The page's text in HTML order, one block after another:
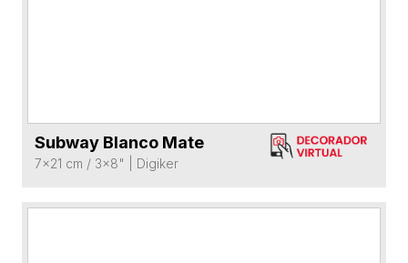
VER FICHA DEL PRODUCTO
Subway Blanco Mate
7x21 cm / 3x8" Digiker